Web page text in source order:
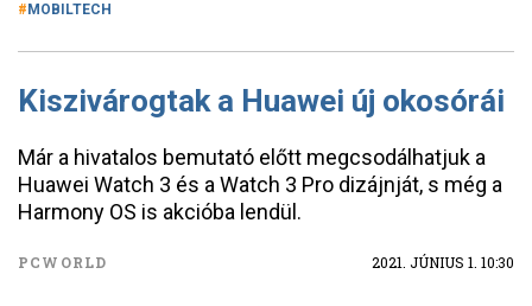
MOBILTECH
Kiszivárogtak a Huawei új okosórái
Már a hivatalos bemutató előtt megcsodálhatjuk a
Huawei Watch 3 és a Watch 3 Pro dizájnját, s még a
Harmony OS is akcióba lendül.
PCWORLD 2021. JÚNIUS 1. 10:30